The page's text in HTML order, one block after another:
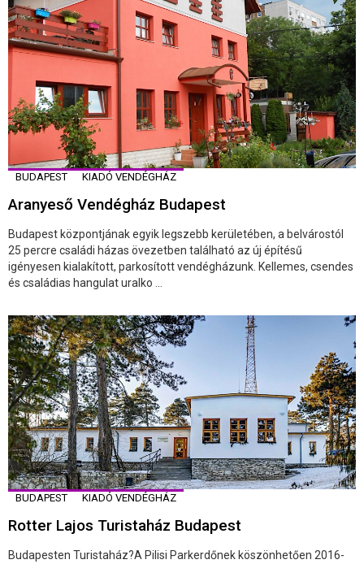
BUDAPEST KIADÓ VENDÉGHÁZ
Aranyeső Vendégház Budapest
Budapest központjának egyik legszebb kerületében, a belvárostól
25 percre családi házas övezetben található az új építésű
igényesen kialakított, parkosított vendégházunk. Kellemes, csendes
és családias hangulat uralko ...
BUDAPEST KIADÓ VENDÉGHÁZ
Rotter Lajos Turistaház Budapest
Budapesten Turistaház?A Pilisi Parkerdőnek köszönhetően 2016-